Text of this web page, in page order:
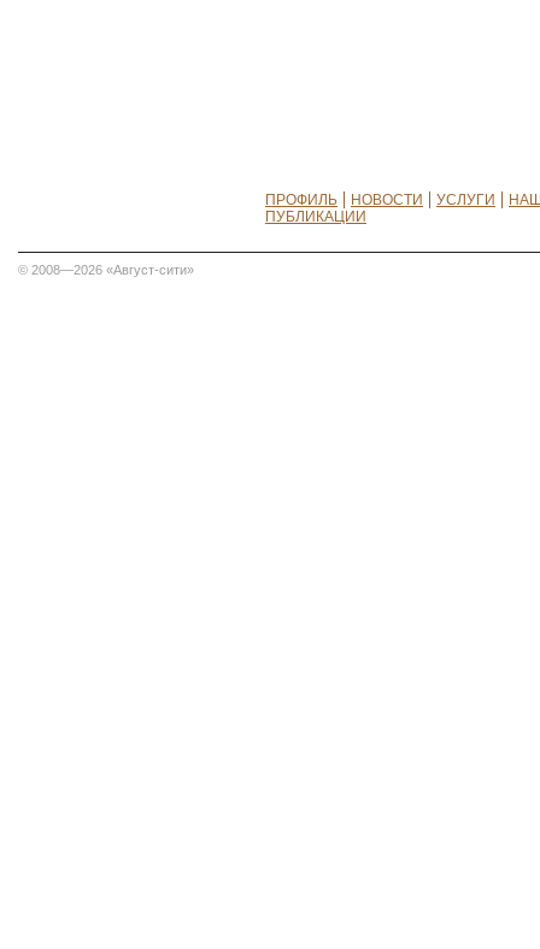
ПРОФИЛЬ НОВОСТИ УСЛУГИ
ПУБЛИКАЦИИ
© 2008—2026 «Август-сити»